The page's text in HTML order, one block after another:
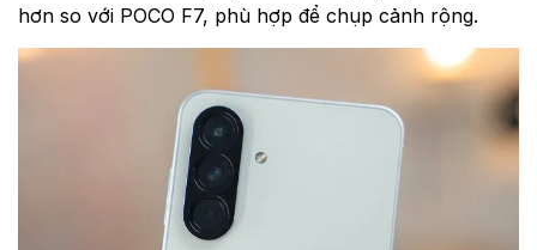
hơn so với POCO F7, phù hợp để chụp cảnh rộng.